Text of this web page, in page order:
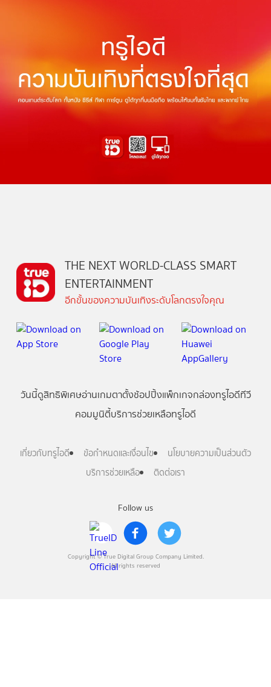
Follow us
Copyright © True Digital Group Company Limited.
All rights reserved
THE NEXT WORLD-CLASS SMART
ENTERTAINMENT
อีกขั้นของความบันเทิงระดับโลกตรงใจคุณ
วันนี้ดูสิทธิพิเศษอ่านเกมตาตั้งช้อปปิ้งแพ็กเกจกล่องทรูไอดีทีวี
คอมมูนิตี้บริการช่วยเหลือทรูไอดี
เกี่ยวกับทรูไอดี ข้อกำหนดและเงื่อนไข
นโยบายความเป็นส่วนตัว
บริการช่วยเหลือ
ติดต่อเรา